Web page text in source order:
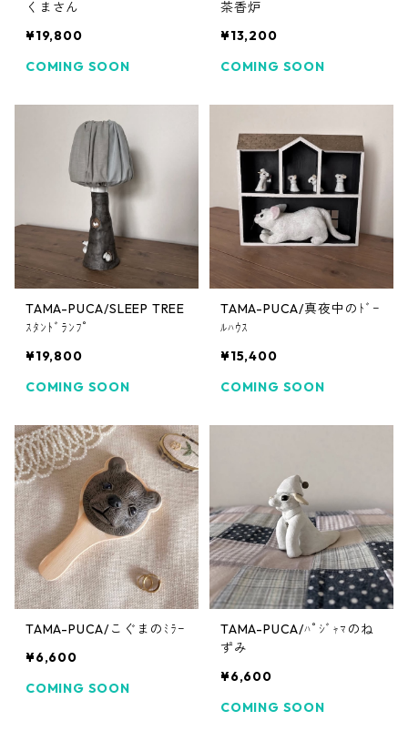
くまさん
¥19,800
COMING SOON
茶香炉
¥13,200
COMING SOON
TAMA-PUCA/SLEEP TREE
ｽﾀﾝﾄﾞﾗﾝﾌﾟ
¥19,800
COMING SOON
TAMA-PUCA/真夜中のﾄﾞｰ
ﾙﾊｳｽ
¥15,400
COMING SOON
TAMA-PUCA/こぐまのﾐﾗｰ
¥6,600
COMING SOON
TAMA-PUCA/ﾊﾟｼﾞｬﾏのね
ずみ
¥6,600
COMING SOON